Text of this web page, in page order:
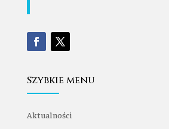
Szybkie menu
Aktualności